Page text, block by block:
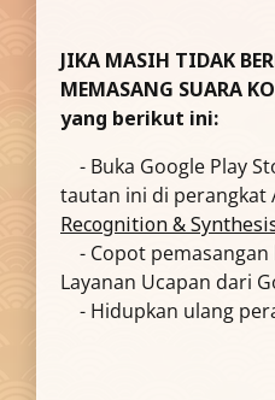
JIKA MASIH TIDAK
MEMASANG SUARA
yang berikut ini:
- Buka Google Play
tautan ini di perangkat
Recognition &
- Copot pemasangan
Layanan Ucapan dari
- Hidupkan ulang